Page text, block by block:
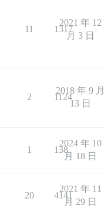
11 1317
2021 年 12
月 3 日
2 1124
2018 年 9 月
13 日
1 138
2024 年 10
月 18 日
20 4141
2021 年 11
月 29 日